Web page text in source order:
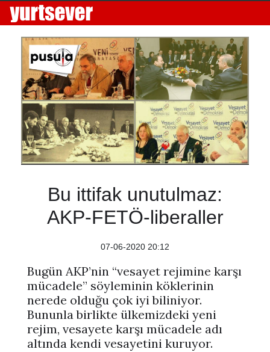
Bu ittifak unutulmaz:
AKP-FETÖ-liberaller
07-06-2020 20:12
Bugün AKP’nin “vesayet rejimine karşı
mücadele” söyleminin köklerinin
nerede olduğu çok iyi biliniyor.
Bununla birlikte ülkemizdeki yeni
rejim, vesayete karşı mücadele adı
altında kendi vesayetini kuruyor.